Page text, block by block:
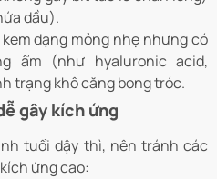
dầu).
dạng mỏng nhẹ nhưng có
ẩm (như hyaluronic acid,
trạng khô căng bong tróc.
gây kích ứng
tuổi dậy thì, nên tránh các
ứng cao: